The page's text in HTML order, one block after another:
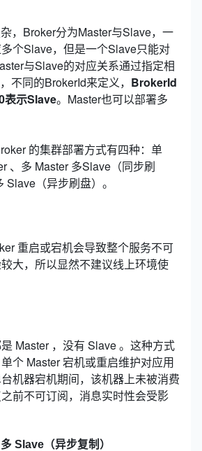
，Broker分为Master与Slave，一
个Slave，但是一个Slave只能对
与Slave的对应关系通过指定相
不同的BrokerId来定义， BrokerId
表示Slave。Master也可以部署多
的集群部署方式有四种：单
、多 Master 多Slave（同步刷
（异步刷盘）。
重启或宕机会导致整个服务不可
大，所以显然不建议线上环境使
Master ，没有 Slave 。这种方式
个 Master 宕机或重启维护对应用
机器宕机期间，该机器上未被消费
前不可订阅，消息实时性会受影
Slave（异步复制）